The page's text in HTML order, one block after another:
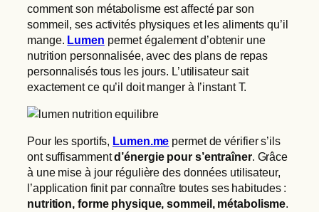
comment son métabolisme est affecté par son
sommeil, ses activités physiques et les aliments qu’il
mange. Lumen permet également d’obtenir une
nutrition personnalisée, avec des plans de repas
personnalisés tous les jours. L’utilisateur sait
exactement ce qu’il doit manger à l’instant T.
Pour les sportifs, Lumen.me permet de vérifier s’ils
ont suffisammentd’énergie pour s’entraîner. Grâce
à une mise à jour régulière des données utilisateur,
l’application finit par connaître toutes ses habitudes :
nutrition, forme physique, sommeil, métabolisme.